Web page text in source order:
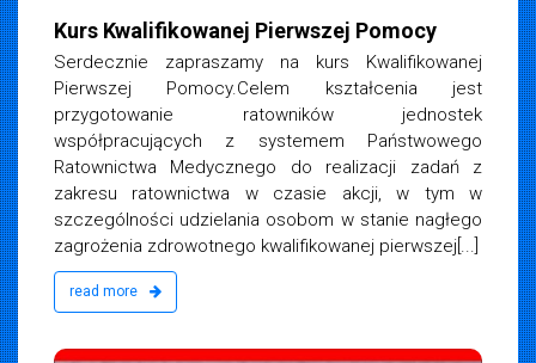
Kurs Kwalifikowanej Pierwszej Pomocy
Serdecznie zapraszamy na kurs Kwalifikowanej
Pierwszej Pomocy.Celem kształcenia jest
przygotowanie ratowników jednostek
współpracujących z systemem Państwowego
Ratownictwa Medycznego do realizacji zadań z
zakresu ratownictwa w czasie akcji, w tym w
szczególności udzielania osobom w stanie nagłego
zagrożenia zdrowotnego kwalifikowanej pierwszej[...]
read more